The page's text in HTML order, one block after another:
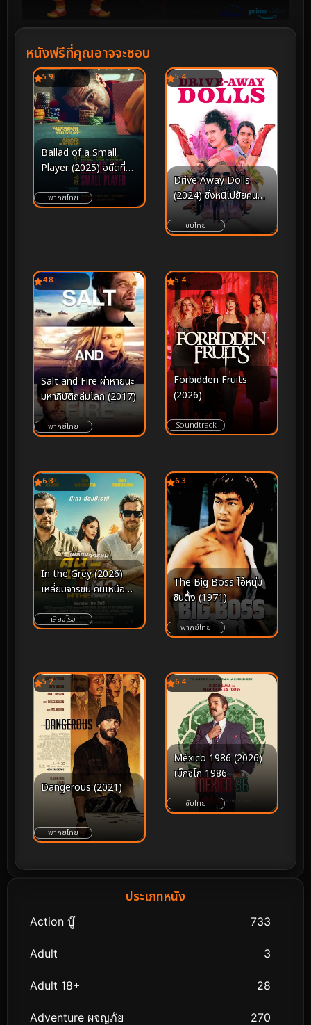
หนังฟรีที่คุณอาจจะชอบ
5.9
Ballad of a Small
Player (2025) อดีตที่
ตามไล่ล่า
พากย์ไทย
5.4
Drive Away Dolls
(2024) ซิ่งหนีไปยัยคน
สวย
ซับไทย
4.8
Salt and Fire ผ่าหายนะ
มหาภิบัติถล่มโลก (2017)
พากย์ไทย
5.4
Forbidden Fruits
(2026)
Soundtrack
6.3
In the Grey (2026)
เหลี่ยมจารชน คนเหนือ
เทา
เสียงโรง
6.3
The Big Boss ไอ้หนุ่ม
ซินตึ้ง (1971)
พากย์ไทย
5.2
Dangerous (2021)
พากย์ไทย
6.4
México 1986 (2026)
เม็กซิโก 1986
ซับไทย
ประเภทหนัง
Action บู๊ 733
Adult 3
Adult 18+ 28
Adventure ผจญภัย 270